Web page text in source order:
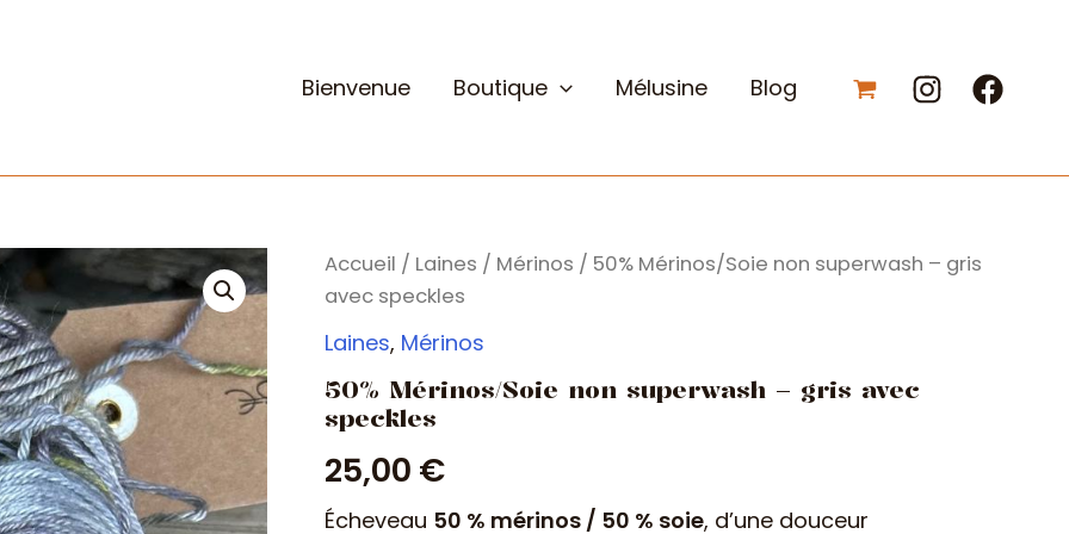
Bienvenue Boutique Mélusine Blog
Accueil / Laines / Mérinos / 50% Mérinos/Soie non superwash – gris
avec speckles
Laines, Mérinos
50% Mérinos/Soie non superwash – gris avec
speckles
25,00 €
Écheveau 50 % mérinos / 50 % soie, d’une douceur